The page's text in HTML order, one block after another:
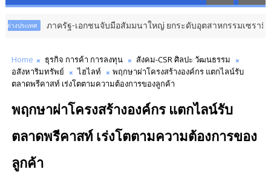
ภาครัฐ-เอกชนจับมือสัมมนาใหญ่ ยกระดับอุตสาหกรรมเซรามิกไทยสู่สาก
Home ธุรกิจ การค้า การลงทุน
สังคม-CSR ศิลปะ วัฒนธรรม
อสังหาริมทรัพย์
ไฮไลท์
พฤกษาผ่าโครงสร้างองค์กร แตกไลน์รับ
ตลาดพรีคาสท์ เร่งโตตามความต้องการของลูกค้า
พฤกษาผ่าโครงสร้างองค์กร แตกไลน์รับ
ตลาดพรีคาสท์ เร่งโตตามความต้องการของ
ลูกค้า